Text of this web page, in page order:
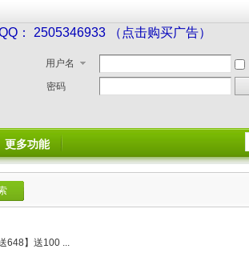
： 2505346933 （点击购买广告）
用户名
密码
更多功能
648】送100 ...